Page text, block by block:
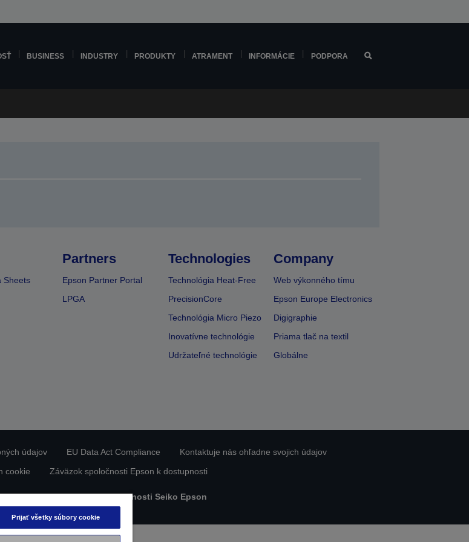
BUSINESS INDUSTRY PRODUKTY ATRAMENT INFORMÁCIE PODPORA
Sheets
Partners
Epson Partner Portal
LPGA
Technologies
Technológia Heat-Free
PrecisionCore
Technológia Micro Piezo
Inovatívne technológie
Udržateľné technológie
Company
Web výkonného tímu
Epson Europe Electronics
Digigraphie
Priama tlač na textil
Globálne
údajov EU Data Act Compliance
Kontaktuje nás ohľadne svojich údajov
cookie
Záväzok spoločnosti Epson k dostupnosti
právami © 2026 spoločnosti Seiko Epson
Prijať všetky súbory cookie